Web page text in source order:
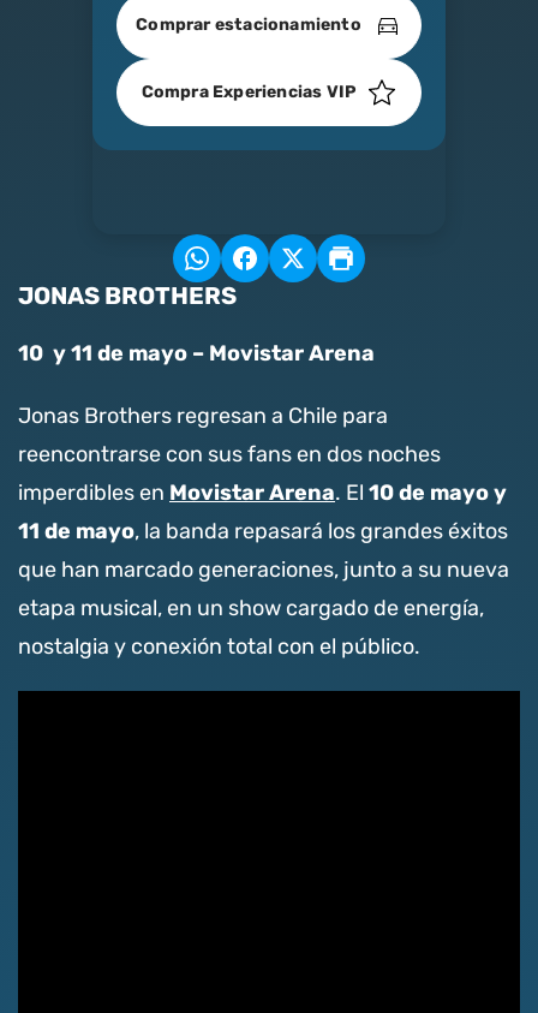
Comprar estacionamiento
Compra Experiencias VIP
JONAS BROTHERS
10 y 11 de mayo – Movistar Arena
Jonas Brothers regresan a Chile para
reencontrarse con sus fans en dos noches
imperdibles enMovistar Arena. El10 de mayo y
11 de mayo, la banda repasará los grandes éxitos
que han marcado generaciones, junto a su nueva
etapa musical, en un show cargado de energía,
nostalgia y conexión total con el público.